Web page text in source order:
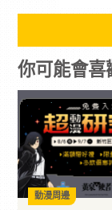
你可能會喜
動漫周邊